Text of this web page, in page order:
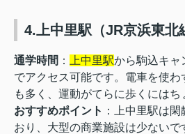
4.上中里駅（JR京浜東北
通学時間 ： 上中里駅から駒込キャ
でアクセス可能です。電車を使
も多く、運動がてらに歩くにはち
おすすめポイント ：上中里駅は
おり、大型の商業施設は少ない